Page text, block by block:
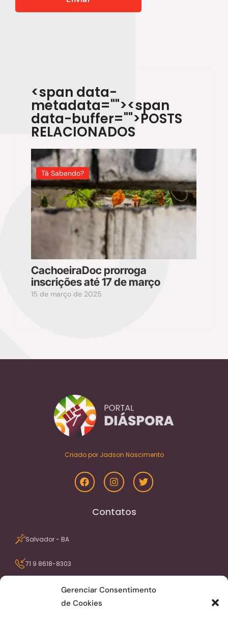
Gerenciar Consentimento
de Cookies
<span data-
metadata=""><span
data-buffer="">POSTS
RELACIONADOS
Tá Sabendo?
CachoeiraDoc prorroga
inscrições até 17 de março
15 de março de 2025
Criado por Jadson Nascimento
Contatos
Salvador - BA
71 9 8618-8303
contato@portaldiaspora.com.br